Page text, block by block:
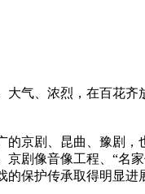
气、浓烈，在百花
剧、昆曲、豫剧，
京剧像音像工程、“
保护传承取得明显